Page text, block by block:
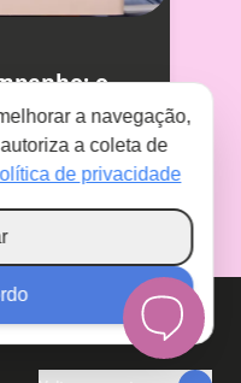
a navegação,
a coleta de
de privacidade
o
aplicar